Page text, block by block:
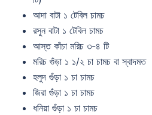
আদা বাটা ১ টেবিল চামচ
রসুন বাটা ১ টেবিল চামচ
আস্ত কাঁচা মরিচ ৩-৪ টি
মরিচ গুঁড়া ১ ১/২ চা চামচ বা স্বাদমত
হলুদ গুঁড়া ১ চা চামচ
জিরা গুঁড়া ১ চা চামচ
ধনিয়া গুঁড়া ১ চা চামচ